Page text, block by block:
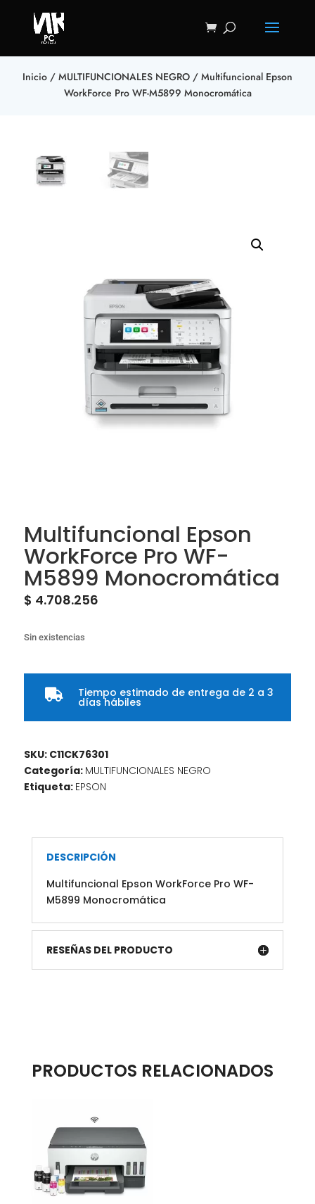
Inicio / MULTIFUNCIONALES NEGRO / Multifuncional Epson
WorkForce Pro WF-M5899 Monocromática
Multifuncional Epson
WorkForce Pro WF-
M5899 Monocromática
$ 4.708.256
Sin existencias
 Tiempo estimado de entrega de 2 a 3
días hábiles
SKU: C11CK76301
Categoría: MULTIFUNCIONALES NEGRO
Etiqueta: EPSON
DESCRIPCIÓN
Multifuncional Epson WorkForce Pro WF-
M5899 Monocromática
RESEÑAS DEL PRODUCTO
PRODUCTOS RELACIONADOS